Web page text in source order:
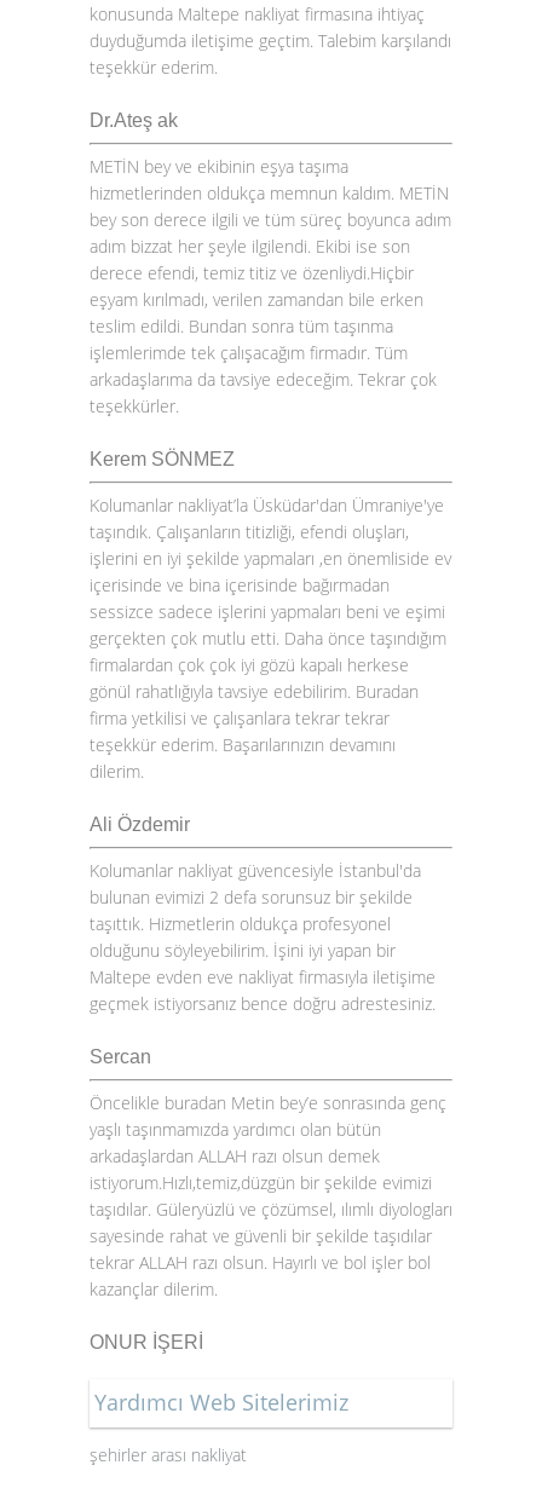
konusunda Maltepe nakliyat firmasına ihtiyaç
duyduğumda iletişime geçtim. Talebim karşılandı
teşekkür ederim.
Dr.Ateş ak
METİN bey ve ekibinin eşya taşıma
hizmetlerinden oldukça memnun kaldım. METİN
bey son derece ilgili ve tüm süreç boyunca adım
adım bizzat her şeyle ilgilendi. Ekibi ise son
derece efendi, temiz titiz ve özenliydi.Hiçbir
eşyam kırılmadı, verilen zamandan bile erken
teslim edildi. Bundan sonra tüm taşınma
işlemlerimde tek çalışacağım firmadır. Tüm
arkadaşlarıma da tavsiye edeceğim. Tekrar çok
teşekkürler.
Kerem SÖNMEZ
Kolumanlar nakliyat’la Üsküdar'dan Ümraniye'ye
taşındık. Çalışanların titizliği, efendi oluşları,
işlerini en iyi şekilde yapmaları ,en önemliside ev
içerisinde ve bina içerisinde bağırmadan
sessizce sadece işlerini yapmaları beni ve eşimi
gerçekten çok mutlu etti. Daha önce taşındığım
firmalardan çok çok iyi gözü kapalı herkese
gönül rahatlığıyla tavsiye edebilirim. Buradan
firma yetkilisi ve çalışanlara tekrar tekrar
teşekkür ederim. Başarılarınızın devamını
dilerim.
Ali Özdemir
Kolumanlar nakliyat güvencesiyle İstanbul'da
bulunan evimizi 2 defa sorunsuz bir şekilde
taşıttık. Hizmetlerin oldukça profesyonel
olduğunu söyleyebilirim. İşini iyi yapan bir
Maltepe evden eve nakliyat firmasıyla iletişime
geçmek istiyorsanız bence doğru adrestesiniz.
Sercan
Öncelikle buradan Metin bey’e sonrasında genç
yaşlı taşınmamızda yardımcı olan bütün
arkadaşlardan ALLAH razı olsun demek
istiyorum.Hızlı,temiz,düzgün bir şekilde evimizi
taşıdılar. Güleryüzlü ve çözümsel, ılımlı diyologları
sayesinde rahat ve güvenli bir şekilde taşıdılar
tekrar ALLAH razı olsun. Hayırlı ve bol işler bol
kazançlar dilerim.
ONUR İŞERİ
Yardımcı Web Sitelerimiz
şehirler arası nakliyat